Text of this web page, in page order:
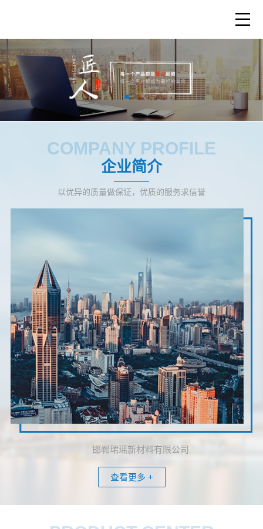
COMPANY PROFILE
企业简介
以优异的质量做保证，优质的服务求信誉
邯郸珺瑶新材料有限公司
查看更多 +